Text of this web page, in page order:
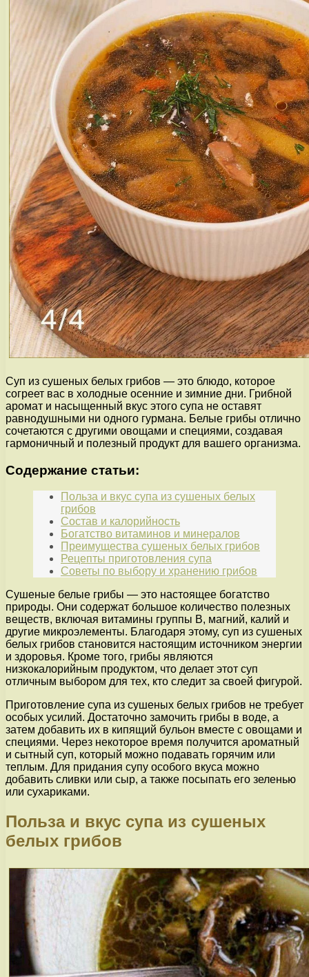
Суп из сушеных белых грибов — это блюдо, которое
согреет вас в холодные осенние и зимние дни. Грибной
аромат и насыщенный вкус этого супа не оставят
равнодушными ни одного гурмана. Белые грибы отлично
сочетаются с другими овощами и специями, создавая
гармоничный и полезный продукт для вашего организма.
Содержание статьи:
Польза и вкус супа из сушеных белых
грибов
Состав и калорийность
Богатство витаминов и минералов
Преимущества сушеных белых грибов
Рецепты приготовления супа
Советы по выбору и хранению грибов
Сушеные белые грибы — это настоящее богатство
природы. Они содержат большое количество полезных
веществ, включая витамины группы В, магний, калий и
другие микроэлементы. Благодаря этому, суп из сушеных
белых грибов становится настоящим источником энергии
и здоровья. Кроме того, грибы являются
низкокалорийным продуктом, что делает этот суп
отличным выбором для тех, кто следит за своей фигурой.
Приготовление супа из сушеных белых грибов не требует
особых усилий. Достаточно замочить грибы в воде, а
затем добавить их в кипящий бульон вместе с овощами и
специями. Через некоторое время получится ароматный
и сытный суп, который можно подавать горячим или
теплым. Для придания супу особого вкуса можно
добавить сливки или сыр, а также посыпать его зеленью
или сухариками.
Польза и вкус супа из сушеных
белых грибов